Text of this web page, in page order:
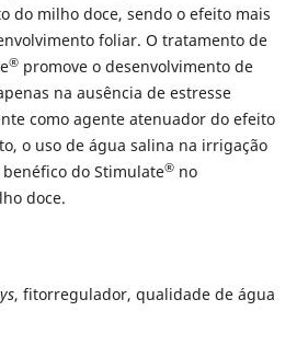
do milho doce, sendo o efeito mais
foliar. O tratamento de
®promove o desenvolvimento de
na ausência de estresse
como agente atenuador do efeito
o uso de água salina na irrigação
do Stimulate®no
doce.
, fitorregulador, qualidade de água